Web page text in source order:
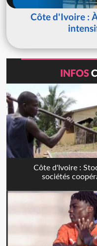
Côte d'Ivoire :
INFOS
Côte d'Ivoire :
sociétés